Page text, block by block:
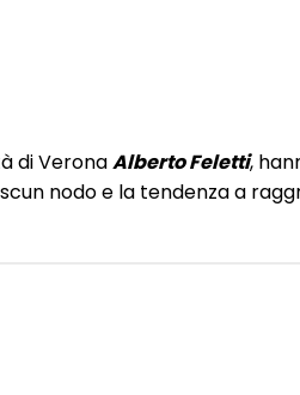
di VeronaAlberto Feletti,
nodo e la tendenza a